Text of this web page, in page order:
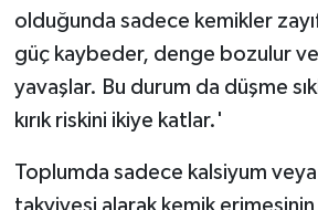
olduğunda sadece kemikler
güç kaybeder, denge bozulur
yavaşlar. Bu durum da düşme
kırık riskini ikiye katlar.'
Toplumda sadece kalsiyum
takviyesi alarak kemik